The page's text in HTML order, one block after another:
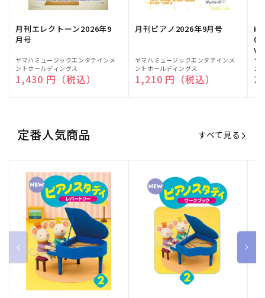
月刊エレクトーン2026年9
月号
販
売
元:
ヤマハミュージックエンタテインメ
ントホールディングス
通常価格
1,430 円（税込）
月刊ピアノ2026年9月号
販
売
元:
ヤマハミュージックエンタテインメ
ントホールディングス
通常価格
1,210 円（税込）
販
売
元:
ヤ
ン
定番人気商品 すべて見る